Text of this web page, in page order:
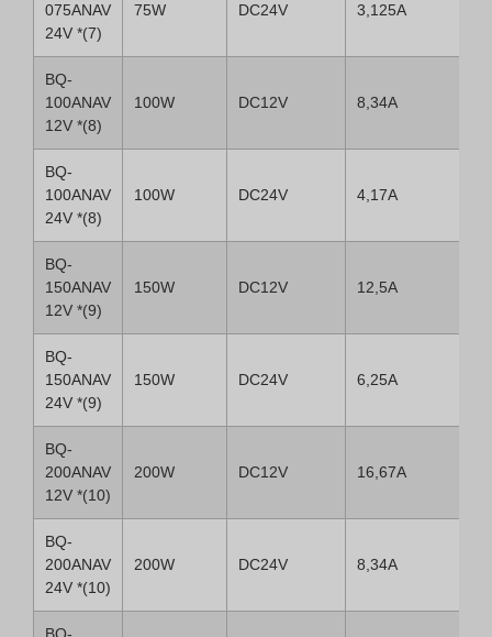
075ANAV
24V *(7)
75W DC24V 3,125A
BQ-
100ANAV
12V *(8)
100W DC12V 8,34A
BQ-
100ANAV
24V *(8)
100W DC24V 4,17A
BQ-
150ANAV
12V *(9)
150W DC12V 12,5A
BQ-
150ANAV
24V *(9)
150W DC24V 6,25A
BQ-
200ANAV
12V *(10)
200W DC12V 16,67A
BQ-
200ANAV
24V *(10)
200W DC24V 8,34A